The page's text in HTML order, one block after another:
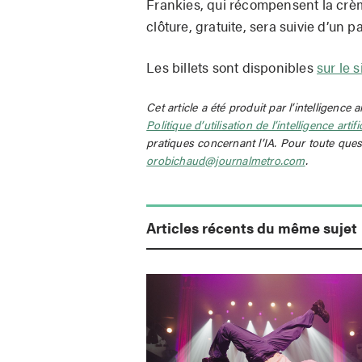
clôture, gratuite, sera suivie d’un
Les billets sont disponiblessur le
Cet article a été produit par l’intelligence
Politique d’utilisation de l’intelligence
pratiques concernant l’IA. Pour toute
orobichaud@journalmetro.com.
Articles récents du même sujet